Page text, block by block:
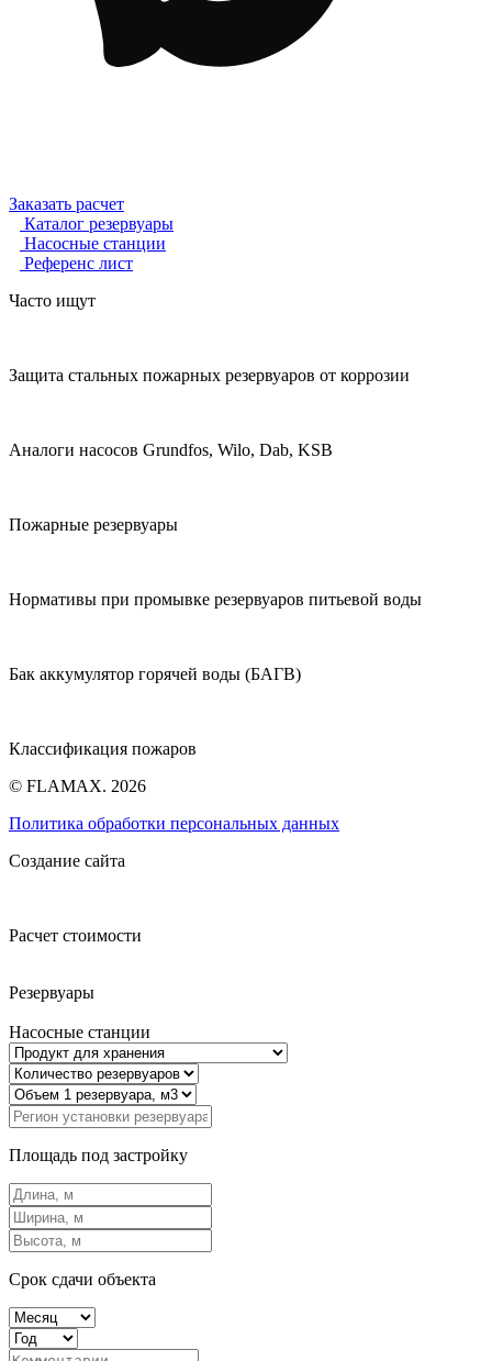
Заказать расчет
Каталог резервуары
Насосные станции
Референс лист
Часто ищут
Защита стальных пожарных резервуаров от коррозии
Аналоги насосов Grundfos, Wilo, Dab, KSB
Пожарные резервуары
Нормативы при промывке резервуаров питьевой воды
Бак аккумулятор горячей воды (БАГВ)
Классификация пожаров
© FLAMAX. 2026
Политика обработки персональных данных
Создание сайта
Расчет стоимости
Резервуары
Насосные станции
Площадь под застройку
Срок сдачи объекта